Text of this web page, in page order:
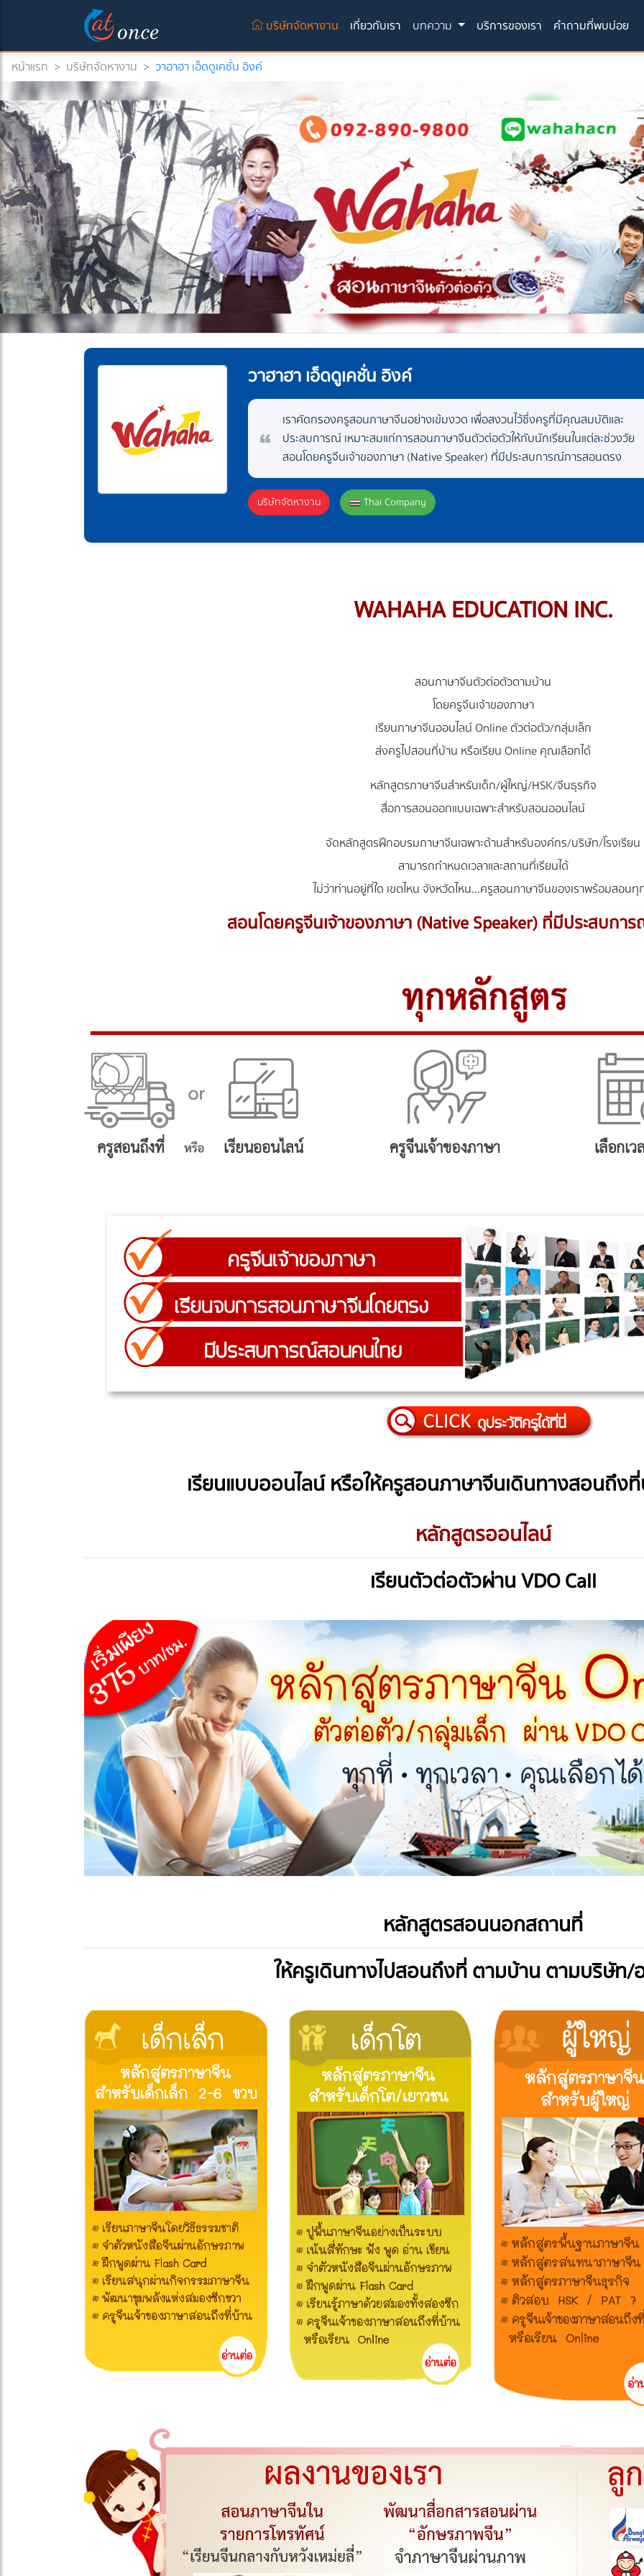
บริษัทจัดหางาน (current)
เกี่ยวกับเรา บทความ บริการของเรา คำถามที่พบบ่อย
หน้าแรก > บริษัทจัดหางาน > วาฮาฮา เอ็ดดูเคชั่น อิงค์
วาฮาฮา เอ็ดดูเคชั่น อิงค์
เราคัดกรองครูสอนภาษาจีนอย่างเข้มงวด เพื่อสงวนไว้ซึ่งครูที่มีคุณสมบัติและ
ประสบการณ์ เหมาะสมแก่การสอนภาษาจีนตัวต่อตัวให้กับนักเรียนในแต่ละช่วงวัย
สอนโดยครูจีนเจ้าของภาษา (Native Speaker) ที่มีประสบการณ์การสอนตรง
บริษัทจัดหางาน Thai Company
WAHAHA EDUCATION INC.
สอนภาษาจีนตัวต่อตัวตามบ้าน
โดยครูจีนเจ้าของภาษา
เรียนภาษาจีนออนไลน์ Online ตัวต่อตัว/กลุ่มเล็ก
ส่งครูไปสอนที่บ้าน หรือเรียน Online คุณเลือกได้
หลักสูตรภาษาจีนสำหรับเด็ก/ผู้ใหญ่/HSK/จีนธุรกิจ
สื่อการสอนออกแบบเฉพาะสำหรับสอนออนไลน์
จัดหลักสูตรฝึกอบรมภาษาจีนเฉพาะด้านสำหรับองค์กร/บริษัท/โรงเรียน
สามารถกำหนดเวลาและสถานที่เรียนได้
ไม่ว่าท่านอยู่ที่ใด เขตไหน จังหวัดไหน...ครูสอนภาษาจีนของเราพร้อมสอนทุ
สอนโดยครูจีนเจ้าของภาษา (Native Speaker) ที่มีประสบกา
เรียนแบบออนไลน์ หรือให้ครูสอนภาษาจีนเดินทางสอนถึง
หลักสูตรออนไลน์
เรียนตัวต่อตัวผ่าน VDO Call
หลักสูตรสอนนอกสถานที่
ให้ครูเดินทางไปสอนถึงที่ ตามบ้าน ตามบริษัท/